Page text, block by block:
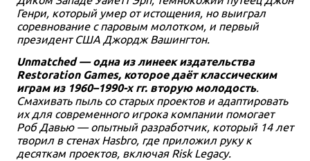
Генри, который умер от истощения, но выиграл
соревнование с паровым молотком, и первый
президент США Джордж Вашингтон.
Unmatched — одна из линеек издательства
Restoration Games, которое даёт классическим
играм из 1960–1990-х гг. вторую молодость.
Смахивать пыль со старых проектов и адаптировать
их для современного игрока компании помогает
Роб Давью — опытный разработчик, который 14 лет
творил в стенах Hasbro, где приложил руку к
десяткам проектов, включая Risk Legacy.